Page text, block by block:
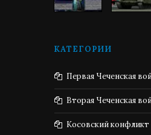
КАТЕГОРИИ
Первая Чеченская
Вторая Чеченская
Косовский конфликт